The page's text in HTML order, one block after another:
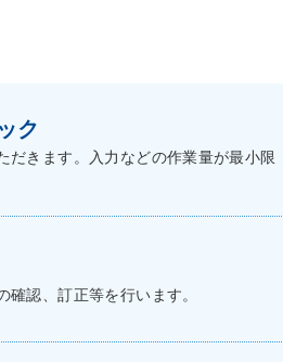
ク
だきます。入力などの作業量が最小限
認、訂正等を行います。